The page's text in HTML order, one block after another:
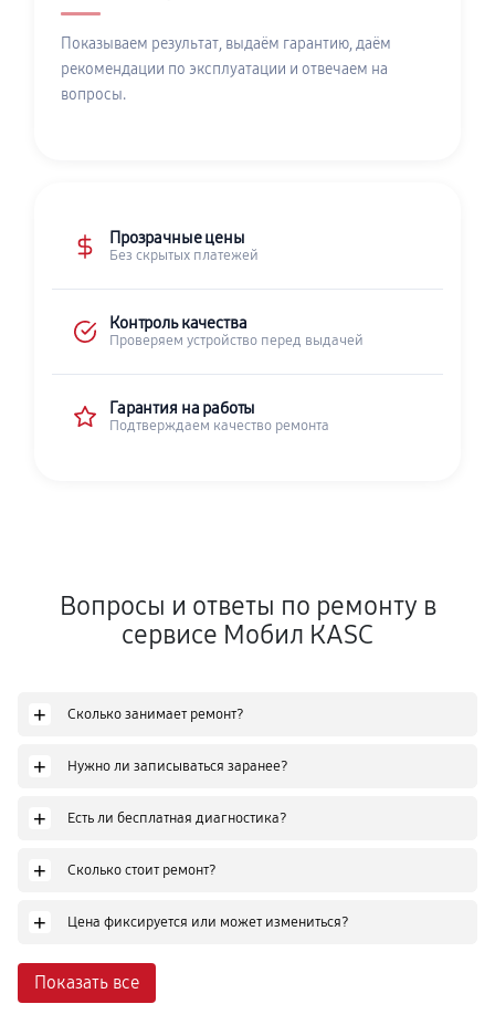
Показываем результат, выдаём гарантию, даём
рекомендации по эксплуатации и отвечаем на
вопросы.
Прозрачные цены
Без скрытых платежей
Контроль качества
Проверяем устройство перед выдачей
Гарантия на работы
Подтверждаем качество ремонта
Вопросы и ответы по ремонту в
сервисе Мобил КASC
+ Сколько занимает ремонт?
+ Нужно ли записываться заранее?
+ Есть ли бесплатная диагностика?
+ Сколько стоит ремонт?
+ Цена фиксируется или может измениться?
Показать все